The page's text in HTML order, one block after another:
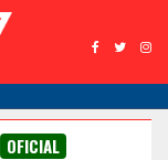
OFICIAL